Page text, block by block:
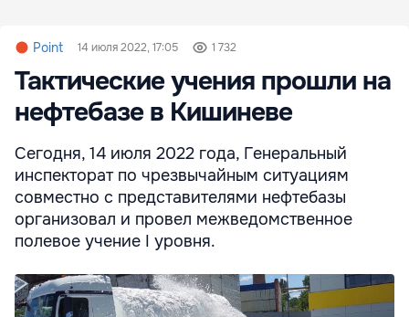
Point 14 июля 2022, 17:05 1 732
Тактические учения прошли на
нефтебазе в Кишиневе
Сегодня, 14 июля 2022 года, Генеральный
инспекторат по чрезвычайным ситуациям
совместно с представителями нефтебазы
организовал и провел межведомственное
полевое учение I уровня.